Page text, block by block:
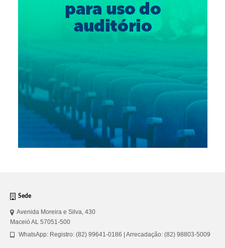
Sede
Avenida Moreira e Silva, 430
Maceió AL 57051-500
WhatsApp: Registro: (82) 99641-0186 | Arrecadação: (82) 98803-5009